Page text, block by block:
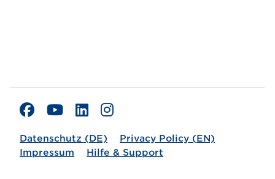
Datenschutz (DE)
Privacy Policy (EN)
Impressum
Hilfe & Support